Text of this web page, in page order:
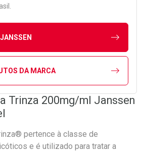
DA MARCA
Trinza 200mg/ml Janssen
pertence à classe de
e é utilizado para tratar a